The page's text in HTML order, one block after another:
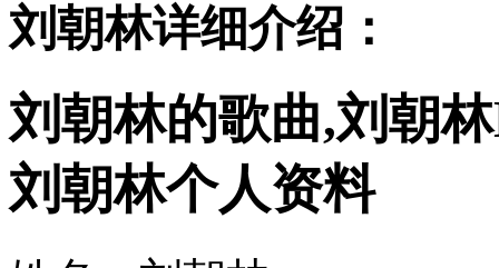
刘朝林详细介绍：
刘朝林的歌曲,刘朝
刘朝林个人资料